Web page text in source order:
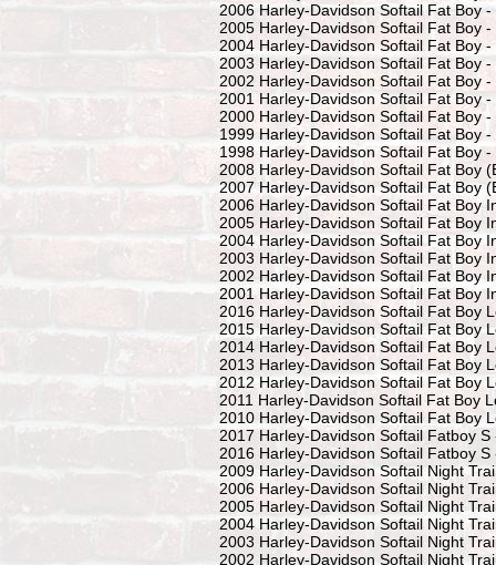
2006 Harley-Davidson Softail Fat Boy -
2005 Harley-Davidson Softail Fat Boy
2004 Harley-Davidson Softail Fat Boy
2003 Harley-Davidson Softail Fat Boy
2002 Harley-Davidson Softail Fat Boy -
2001 Harley-Davidson Softail Fat Boy -
2000 Harley-Davidson Softail Fat Boy -
1999 Harley-Davidson Softail Fat Boy
1998 Harley-Davidson Softail Fat Boy
2008 Harley-Davidson Softail Fat Boy
2007 Harley-Davidson Softail Fat Boy
2006 Harley-Davidson Softail Fat Boy
2005 Harley-Davidson Softail Fat Boy
2004 Harley-Davidson Softail Fat Boy
2003 Harley-Davidson Softail Fat Boy
2002 Harley-Davidson Softail Fat Boy
2001 Harley-Davidson Softail Fat Boy
2016 Harley-Davidson Softail Fat Boy
2015 Harley-Davidson Softail Fat Boy
2014 Harley-Davidson Softail Fat Boy
2013 Harley-Davidson Softail Fat Boy
2012 Harley-Davidson Softail Fat Boy
2011 Harley-Davidson Softail Fat Boy
2010 Harley-Davidson Softail Fat Boy
2017 Harley-Davidson Softail Fatboy S
2016 Harley-Davidson Softail Fatboy S
2009 Harley-Davidson Softail Night
2006 Harley-Davidson Softail Night
2005 Harley-Davidson Softail Night
2004 Harley-Davidson Softail Night
2003 Harley-Davidson Softail Night
2002 Harley-Davidson Softail Night